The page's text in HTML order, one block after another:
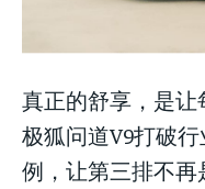
真正的舒享，是让
极狐问道V9打破
例，让第三排不